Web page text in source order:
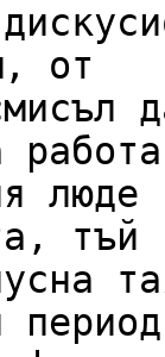
от
люде
тъй